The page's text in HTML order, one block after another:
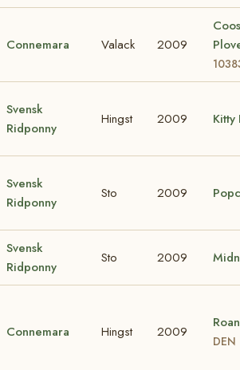
Connemara Valack 2009
Svensk
Ridponny
Hingst 2009 Kitty
Svensk
Ridponny
Sto 2009
Svensk
Ridponny
Sto 2009
Connemara Hingst 2009